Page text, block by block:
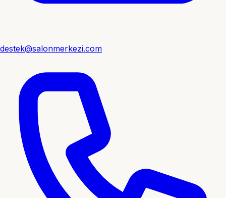
destek@salonmerkezi.com